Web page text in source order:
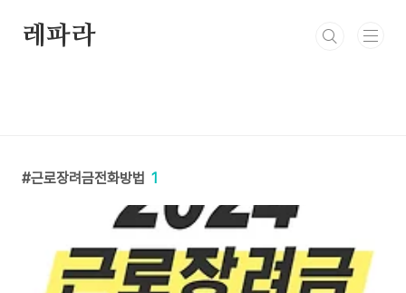
레파라
근로장려금전화방법 1